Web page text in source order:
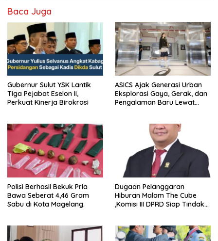
Baca Juga
Gubernur Sulut YSK Lantik
Tiga Pejabat Eselon II,
Perkuat Kinerja Birokrasi
ASICS Ajak Generasi Urban
Eksplorasi Gaya, Gerak, dan
Pengalaman Baru Lewat
Polisi Berhasil Bekuk Pria
Bawa Seberat 4,46 Gram
Sabu di Kota Magelang.
Dugaan Pelanggaran
Hiburan Malam The Cube
,Komisi III DPRD Siap Tindak